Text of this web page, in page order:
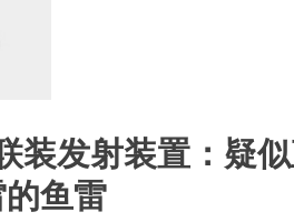
装发射装置：疑
鱼雷